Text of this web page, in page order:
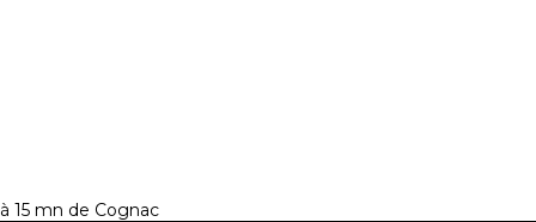
à 15 mn de Cognac